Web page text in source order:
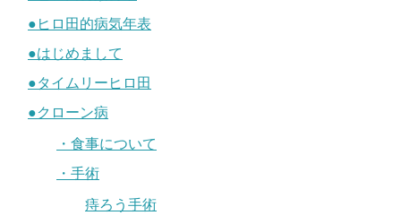
●ヒロ田的病気年表
●はじめまして
●タイムリーヒロ田
●クローン病
・食事について
・手術
痔ろう手術